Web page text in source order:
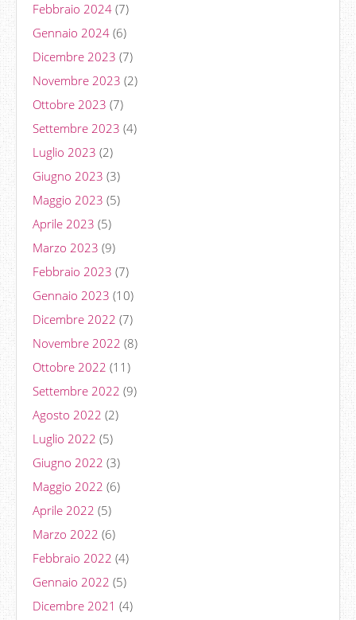
Febbraio 2024 (7)
Gennaio 2024 (6)
Dicembre 2023 (7)
Novembre 2023 (2)
Ottobre 2023 (7)
Settembre 2023 (4)
Luglio 2023 (2)
Giugno 2023 (3)
Maggio 2023 (5)
Aprile 2023 (5)
Marzo 2023 (9)
Febbraio 2023 (7)
Gennaio 2023 (10)
Dicembre 2022 (7)
Novembre 2022 (8)
Ottobre 2022 (11)
Settembre 2022 (9)
Agosto 2022 (2)
Luglio 2022 (5)
Giugno 2022 (3)
Maggio 2022 (6)
Aprile 2022 (5)
Marzo 2022 (6)
Febbraio 2022 (4)
Gennaio 2022 (5)
Dicembre 2021 (4)